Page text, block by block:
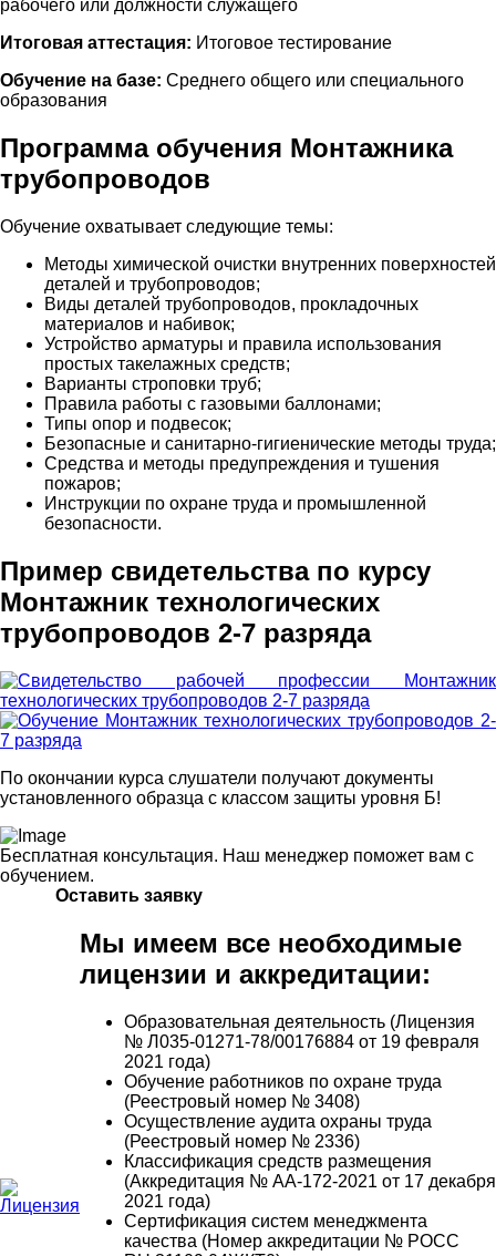
рабочего или должности служащего
Итоговая аттестация: Итоговое тестирование
Обучение на базе: Среднего общего или специального
образования
Программа обучения Монтажника
трубопроводов
Обучение охватывает следующие темы:
Методы химической очистки внутренних поверхностей
деталей и трубопроводов;
Виды деталей трубопроводов, прокладочных
материалов и набивок;
Устройство арматуры и правила использования
простых такелажных средств;
Варианты строповки труб;
Правила работы с газовыми баллонами;
Типы опор и подвесок;
Безопасные и санитарно-гигиенические методы труда;
Средства и методы предупреждения и тушения
пожаров;
Инструкции по охране труда и промышленной
безопасности.
Пример свидетельства по курсу
Монтажник технологических
трубопроводов 2-7 разряда
По окончании курса слушатели получают документы
установленного образца с классом защиты уровня Б!
Бесплатная консультация. Наш менеджер поможет вам с
обучением.
Оставить заявку
Мы имеем все необходимые
лицензии и аккредитации:
Образовательная деятельность (Лицензия
№ Л035-01271-78/00176884 от 19 февраля
2021 года)
Обучение работников по охране труда
(Реестровый номер № 3408)
Осуществление аудита охраны труда
(Реестровый номер № 2336)
Классификация средств размещения
(Аккредитация № АА-172-2021 от 17 декабря
2021 года)
Сертификация систем менеджмента
качества (Номер аккредитации № РОСС